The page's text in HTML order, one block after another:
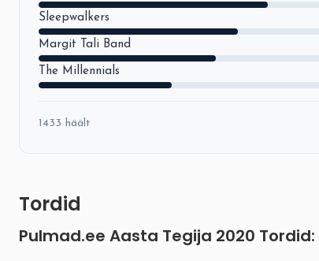
Sleepwalkers
Margit Tali Band
The Millennials
1433 häält
Tordid
Pulmad.ee Aasta Tegija 2020 Tordid: